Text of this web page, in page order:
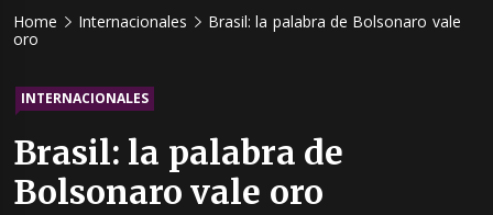
Home Internacionales
Brasil: la palabra de Bolsonaro vale
oro
INTERNACIONALES
Brasil: la palabra de
Bolsonaro vale oro